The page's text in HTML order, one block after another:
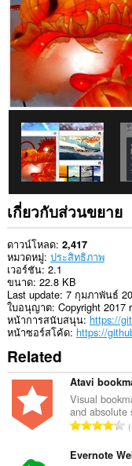
ส่วน
ขยาย
นี้
สามารถ
แท็บ
และ
การ
ท่อง
ของ
คุณ
เกี่ยวกับส่วนขยาย
ดาวน์โหลด 2,417
หมวดหมู่ ประสิทธิภาพ
เวอร์ชัน 2.1
ขนาด 22.8 KB
Last update 7 กุมภาพันธ์
ใบอนุญาต Copyright 2017
หน้าการสนับสนุน
หน้าซอร์สโค้ด https://
Related
Atavi
Visual
and absolute
ว
Evernote